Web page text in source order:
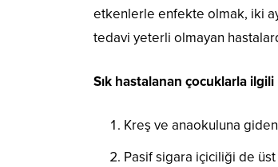
etkenlerle enfekte olmak, iki
tedavi yeterli olmayan
Sık hastalanan çocuklarla
Kreş ve anaokuluna
Pasif sigara içiciliği de